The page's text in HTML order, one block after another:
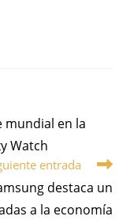
mundial en la
Watch
entrada
destaca un
a la economía